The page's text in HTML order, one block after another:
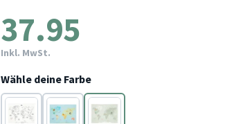
37.95
Inkl. MwSt.
Wähle deine Farbe